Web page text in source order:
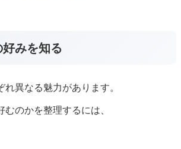
みを知る
異なる魅力があります。
のかを整理するには、